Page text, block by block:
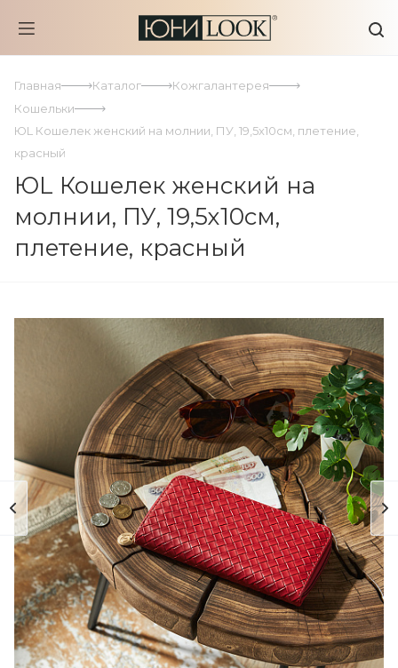
Главная Каталог
Кожгалантерея
Кошельки
ЮL Кошелек женский на молнии, ПУ, 19,5х10см, плетение,
красный
ЮL Кошелек женский на
молнии, ПУ, 19,5х10см,
плетение, красный